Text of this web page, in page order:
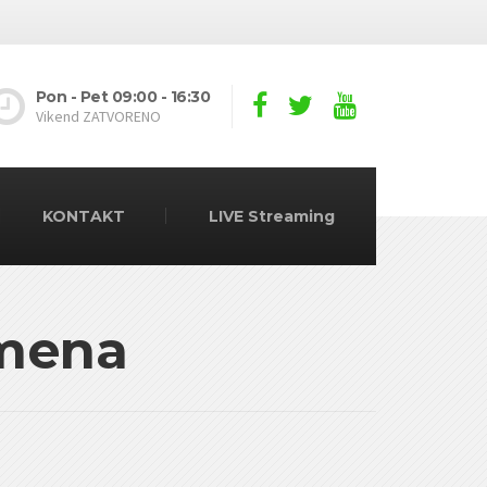
Pon - Pet 09:00 - 16:30
Vikend ZATVORENO
KONTAKT LIVE Streaming